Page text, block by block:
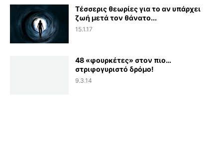
Τέσσερις θεωρίες για το αν υπάρχει
ζωή μετά τον θάνατο...
15.1.17
48 «φουρκέτες» στον πιο…
στριφογυριστό δρόμο!
9.3.14